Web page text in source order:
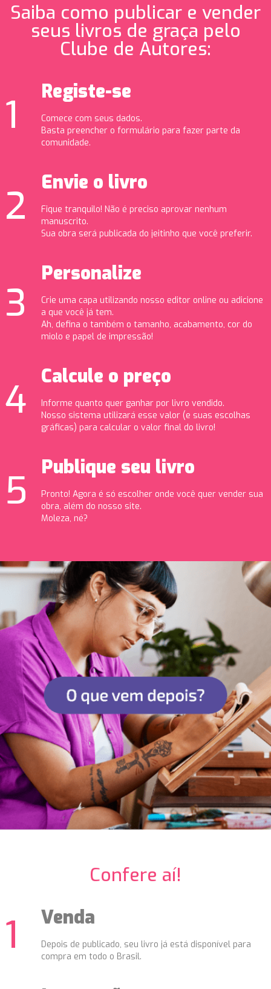
Saiba como publicar e vender
seus livros de graça pelo
Clube de Autores:
Registe-se
Comece com seus dados.
Basta preencher o formulário para fazer parte da
comunidade.
Envie o livro
Fique tranquilo! Não é preciso aprovar nenhum
manuscrito.
Sua obra será publicada do jeitinho que você preferir.
Personalize
Crie uma capa utilizando nosso editor online ou adicione
a que você já tem.
Ah, defina o também o tamanho, acabamento, cor do
miolo e papel de impressão!
Calcule o preço
Informe quanto quer ganhar por livro vendido.
Nosso sistema utilizará esse valor (e suas escolhas
gráficas) para calcular o valor final do livro!
Publique seu livro
Pronto! Agora é só escolher onde você quer vender sua
obra, além do nosso site.
Moleza, né?
Confere aí!
Venda
Depois de publicado, seu livro já está disponível para
compra em todo o Brasil.